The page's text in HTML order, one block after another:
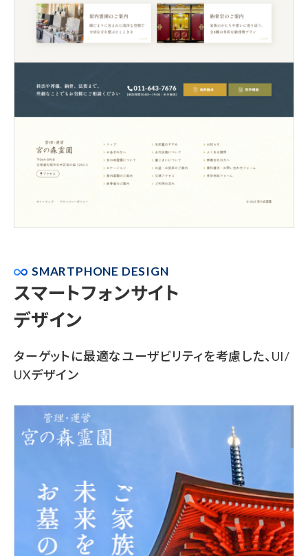
SMARTPHONE DESIGN
スマートフォンサイト
デザイン
ターゲットに最適なユーザビリティを考慮した、UI/
UXデザイン